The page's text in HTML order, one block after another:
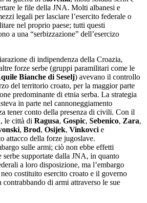
le file della JNA. Molti albanesi e
legali per lasciare l’esercito federale o
nel proprio paese; tutti questi
a una “serbizzazione” dell’esercizo
di indipendenza della Croazia,
forze serbe (gruppi paramilitari come le
Bianche di Seselj) avevano il controllo
del territorio croato, per la maggior parte
predominante di etnia serba. La strategia
in parte nel cannoneggiamento
tener conto della presenza di civili. Con il
le città di Ragusa, Gospic, Sebenico, Zara,
, Brod, Osijek, Vinkovci e
attacco della forze jugoslave.
sulle armi; ciò non ebbe effetti
supportate dalla JNA, in quanto
a loro disposizione, ma l’embargo
costituito esercito croato e il governo
di armi attraverso le sue